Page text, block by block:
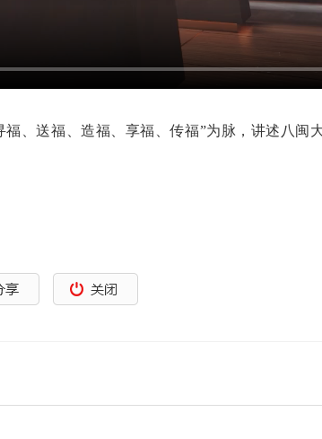
、送福、造福、享福、传福”为脉，讲述八闽